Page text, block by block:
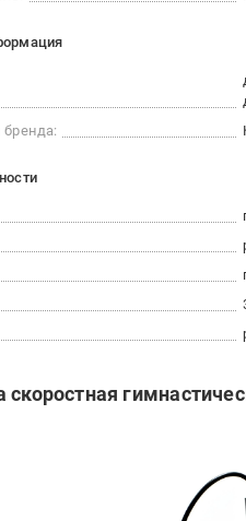
бренда:
скоростная